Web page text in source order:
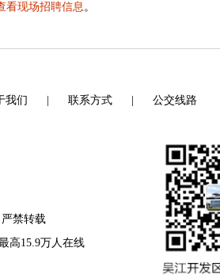
看现场招聘信息。
我们 联系方式 公交线路
禁转载
高15.9万人在线